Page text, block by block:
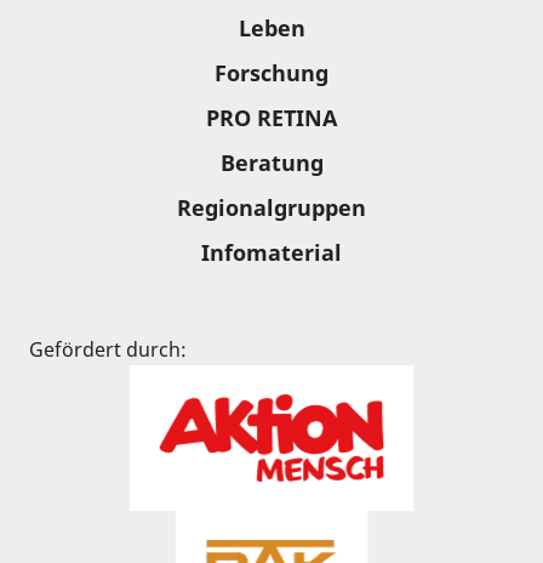
Leben
Forschung
PRO RETINA
Beratung
Regionalgruppen
Infomaterial
Gefördert durch: